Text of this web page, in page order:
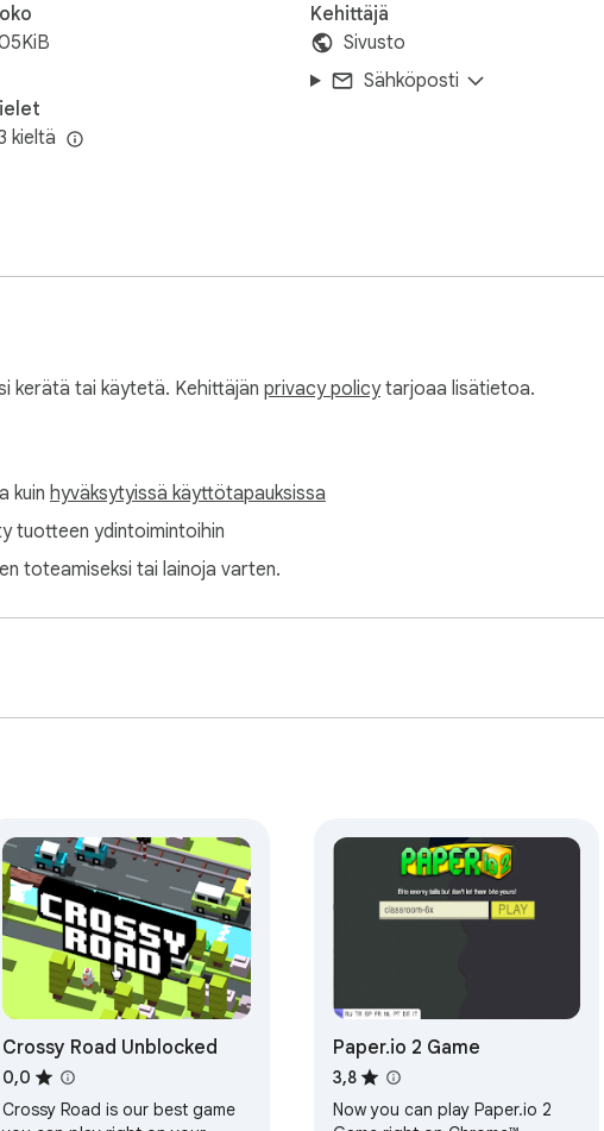
kieltä
Kehittäjä
Sivusto
Sähköposti
kerätä tai käytetä. Kehittäjän privacy policytarjoaa lisätietoa.
kuin hyväksytyissä käyttötapauksissa
tuotteen ydintoimintoihin
toteamiseksi tai lainoja varten.
Crossy Road Unblocked
0,0
Crossy Road is our best game
Paper.io 2 Game
3,8
Now you can play Paper.io 2